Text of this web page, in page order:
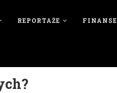
REPORTAŻE FINANSE